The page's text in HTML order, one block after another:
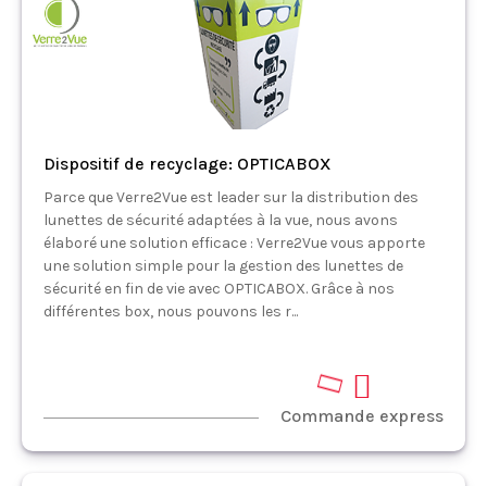
Dispositif de recyclage: OPTICABOX
Parce que Verre2Vue est leader sur la distribution des
lunettes de sécurité adaptées à la vue, nous avons
élaboré une solution efficace : Verre2Vue vous apporte
une solution simple pour la gestion des lunettes de
sécurité en fin de vie avec OPTICABOX. Grâce à nos
différentes box, nous pouvons les r...
Commande express